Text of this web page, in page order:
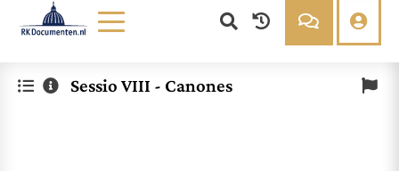
Documenten
Over RK Documenten
Sessio VIII - Canones